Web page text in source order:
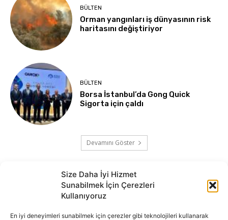
Size Daha İyi Hizmet
Sunabilmek İçin Çerezleri
Kullanıyoruz
En iyi deneyimleri sunabilmek için çerezler gibi teknolojileri kullanarak
BÜLTEN
Orman yangınları iş dünyasının risk
haritasını değiştiriyor
BÜLTEN
Borsa İstanbul’da Gong Quick
Sigorta için çaldı
Devamını Göster